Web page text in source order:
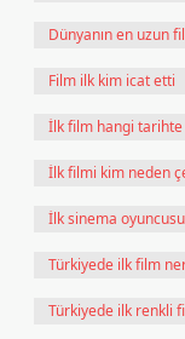
Dünyanın en uzun
Film ilk kim icat etti
İlk film hangi tarihte
İlk filmi kim neden
İlk sinema
Türkiyede ilk film
Türkiyede ilk renkli